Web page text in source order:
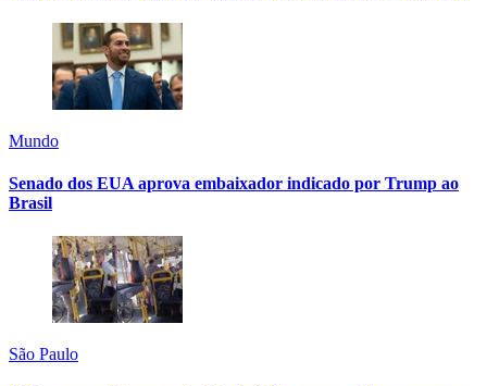
Mundo
Senado dos EUA aprova embaixador indicado por Trump ao
Brasil
São Paulo